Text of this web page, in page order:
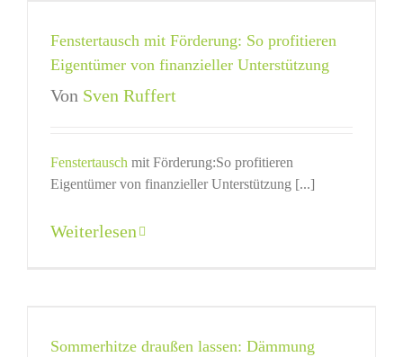
Fenstertausch mit Förderung: So profitieren
Eigentümer von finanzieller Unterstützung
Von Sven Ruffert
Fenstertausch mit Förderung:So profitieren
Eigentümer von finanzieller Unterstützung [...]
Weiterlesen
Sommerhitze draußen lassen: Dämmung